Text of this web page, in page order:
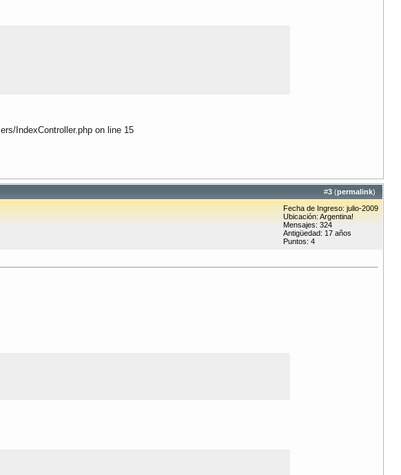
IndexController.php on line 15
#3 (permalink)
Fecha de Ingreso: julio-2009
Ubicación: Argentina!
Mensajes: 324
Antigüedad: 17 años
Puntos: 4